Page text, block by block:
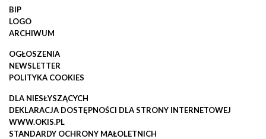
BIP
LOGO
ARCHIWUM
OGŁOSZENIA
NEWSLETTER
POLITYKA COOKIES
DLA NIESŁYSZĄCYCH
DEKLARACJA DOSTĘPNOŚCI DLA STRONY INTERNETOWEJ
WWW.OKIS.PL
STANDARDY OCHRONY MAŁOLETNICH